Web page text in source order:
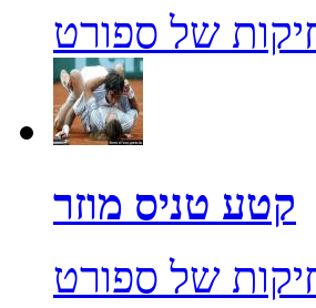
של ספורט
קטע טניס מוזר
של ספורט